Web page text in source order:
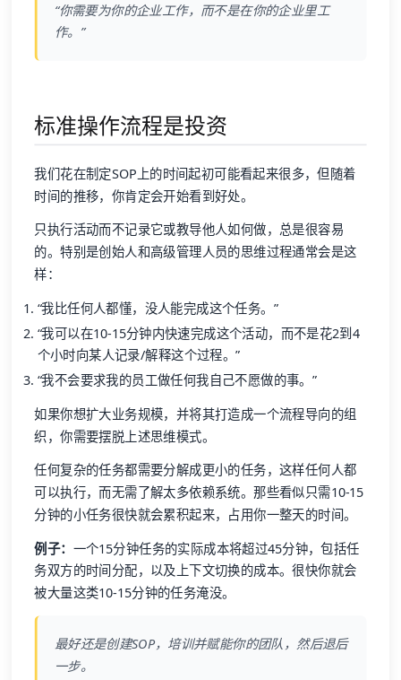
“你需要为你的企业工作，而不是在你的企业里工
作。”
标准操作流程是投资
我们花在制定SOP上的时间起初可能看起来很多，但随着
时间的推移，你肯定会开始看到好处。
只执行活动而不记录它或教导他人如何做，总是很容易
的。特别是创始人和高级管理人员的思维过程通常会是这
样：
“我比任何人都懂，没人能完成这个任务。”
“我可以在10-15分钟内快速完成这个活动，而不是花2到4
个小时向某人记录/解释这个过程。”
“我不会要求我的员工做任何我自己不愿做的事。”
如果你想扩大业务规模，并将其打造成一个流程导向的组
织，你需要摆脱上述思维模式。
任何复杂的任务都需要分解成更小的任务，这样任何人都
可以执行，而无需了解太多依赖系统。那些看似只需10-15
分钟的小任务很快就会累积起来，占用你一整天的时间。
例子： 一个15分钟任务的实际成本将超过45分钟，包括任
务双方的时间分配，以及上下文切换的成本。很快你就会
被大量这类10-15分钟的任务淹没。
最好还是创建SOP，培训并赋能你的团队，然后退后
一步。